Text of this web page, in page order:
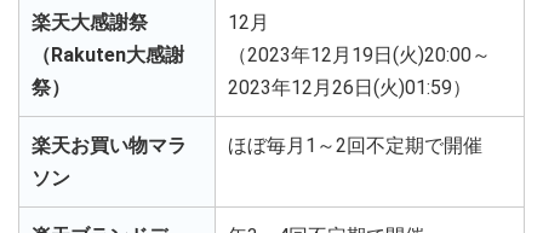
楽天大感謝祭
（Rakuten大感謝
祭）
12月
（2023年12月19日(火)20:00～
2023年12月26日(火)01:59）
楽天お買い物マラ
ソン
ほぼ毎月1～2回不定期で開催